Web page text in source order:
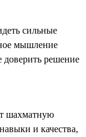
сильные
мышление
доверить решение
шахматную
и качества,